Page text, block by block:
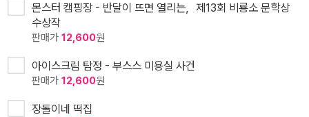
몬스터 캠핑장 - 반달이 뜨면 열리는，제13회 비룡소 문학상
수상작
판매가 12,600원
아이스크림 탐정 - 부스스 미용실 사건
판매가 12,600원
장돌이네 떡집